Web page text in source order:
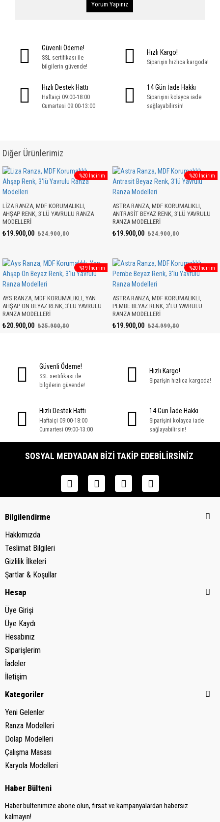
Yorum Yapınız
Güvenli Ödeme!
SSL sertifikası ile
bilgilerin güvende!
Hızlı Kargo!
Siparişin hızlıca kargoda!
Hızlı Destek Hattı
Haftaiçi 09:00-18:00
Cumartesi 09:00-13:00
14 Gün İade Hakkı
Siparişini kolayca iade
sağlayabilirsin!
Diğer Ürünlerimiz
%20 İndirim
LIZA RANZA, MDF KORUMALIKLI,
AHŞAP RENK, 3'LÜ YAVRULU RANZA
MODELLERI
₺19.900,00 ₺24.900,00
%20 İndirim
ASTRA RANZA, MDF KORUMALIKLI,
ANTRASIT BEYAZ RENK, 3'LÜ YAVRULU
RANZA MODELLERI
₺19.900,00 ₺24.900,00
%19 İndirim
AYS RANZA, MDF KORUMALIKLI, YAN
AHŞAP ÖN BEYAZ RENK, 3'LÜ YAVRULU
RANZA MODELLERI
₺20.900,00 ₺25.900,00
%20 İndirim
ASTRA RANZA, MDF KORUMALIKLI,
PEMBE BEYAZ RENK, 3'LÜ YAVRULU
RANZA MODELLERI
₺19.900,00 ₺24.999,00
Güvenli Ödeme!
SSL sertifikası ile
bilgilerin güvende!
Hızlı Kargo!
Siparişin hızlıca kargoda!
Hızlı Destek Hattı
Haftaiçi 09:00-18:00
Cumartesi 09:00-13:00
14 Gün İade Hakkı
Siparişini kolayca iade
sağlayabilirsin!
SOSYAL MEDYADAN BIZI TAKIP EDEBILIRSINIZ
Bilgilendirme
Hakkımızda
Teslimat Bilgileri
Gizlilik İlkeleri
Şartlar & Koşullar
Hesap
Üye Girişi
Üye Kaydı
Hesabınız
Siparişlerim
İadeler
İletişim
Kategoriler
Yeni Gelenler
Ranza Modelleri
Dolap Modelleri
Çalışma Masası
Karyola Modelleri
Haber Bülteni
Haber bültenimize abone olun, fırsat ve kampanyalardan habersiz
kalmayın!